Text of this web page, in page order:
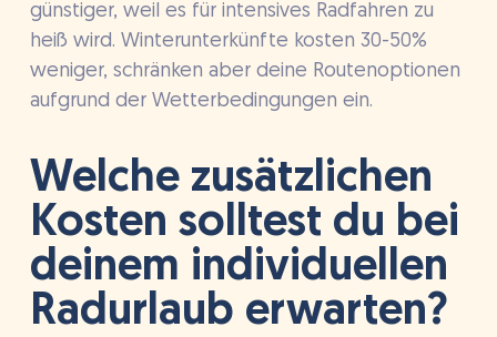
günstiger, weil es für intensives Radfahren zu
heiß wird. Winterunterkünfte kosten 30-50%
weniger, schränken aber deine Routenoptionen
aufgrund der Wetterbedingungen ein.
Welche zusätzlichen
Kosten solltest du bei
deinem individuellen
Radurlaub erwarten?